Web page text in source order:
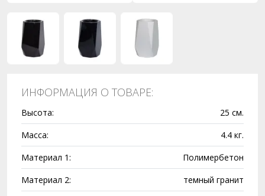
ИНФОРМАЦИЯ О ТОВАРЕ:
Высота:
25 см.
Масса:
4.4 кг.
Материал 1:
Полимербетон
Материал 2:
темный гранит